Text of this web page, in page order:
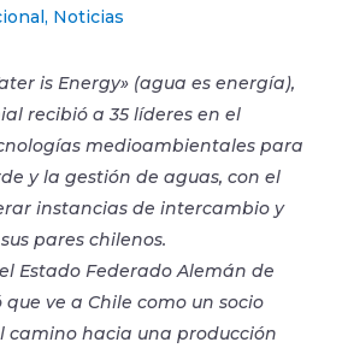
, Noticias
is Energy» (agua es energía),
recibió a 35 líderes en el
medioambientales para
y la gestión de aguas, con el
instancias de intercambio y
pares chilenos.
Estado Federado Alemán de
ve a Chile como un socio
camino hacia una producción